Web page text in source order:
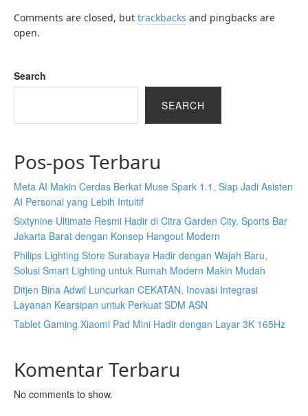
Comments are closed, but trackbacks and pingbacks are
open.
Search
SEARCH
Pos-pos Terbaru
Meta AI Makin Cerdas Berkat Muse Spark 1.1, Siap Jadi Asisten
AI Personal yang Lebih Intuitif
Sixtynine Ultimate Resmi Hadir di Citra Garden City, Sports Bar
Jakarta Barat dengan Konsep Hangout Modern
Philips Lighting Store Surabaya Hadir dengan Wajah Baru,
Solusi Smart Lighting untuk Rumah Modern Makin Mudah
Ditjen Bina Adwil Luncurkan CEKATAN, Inovasi Integrasi
Layanan Kearsipan untuk Perkuat SDM ASN
Tablet Gaming Xiaomi Pad Mini Hadir dengan Layar 3K 165Hz
Komentar Terbaru
No comments to show.